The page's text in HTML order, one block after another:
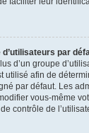
d’utilisateurs par
d’un groupe
utilisé afin de
par défaut. Les
vous-même
contrôle de